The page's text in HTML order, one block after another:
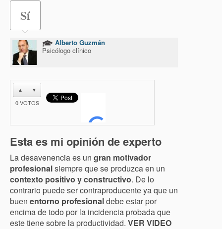
Sí
Alberto Guzmán
Psicólogo clínico
▲ ▼
0VOTOS
Esta es mi opinión de experto
La desavenencia es un gran motivador
profesionalsiempre que se produzca en un
contexto positivo y constructivo. De lo
contrario puede ser contraproducente ya que un
buen entorno profesionaldebe estar por
encima de todo por la incidencia probada que
este tiene sobre la productividad. VER VIDEO